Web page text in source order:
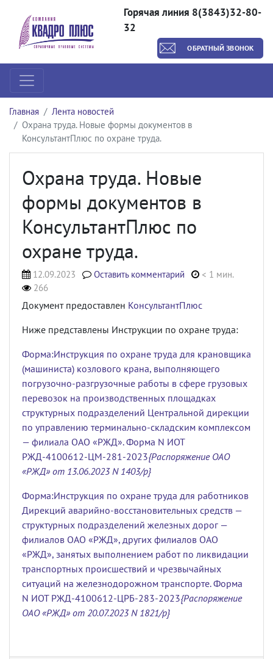
Горячая линия 8(3843)32-80-
32
ОБРАТНЫЙ ЗВОНОК
Главная
Лента новостей
Охрана труда. Новые формы документов в
КонсультантПлюс по охране труда.
Охрана труда. Новые
формы документов в
КонсультантПлюс по
охране труда.
12.09.2023 Оставить комментарий
< 1 мин.
266
Документ предоставлен КонсультантПлюс
Ниже представлены Инструкции по охране труда:
Форма:Инструкция по охране труда для крановщика
(машиниста) козлового крана, выполняющего
погрузочно-разгрузочные работы в сфере грузовых
перевозок на производственных площадках
структурных подразделений Центральной дирекции
по управлению терминально-складским комплексом
— филиала ОАО «РЖД». Форма N ИОТ
РЖД-4100612-ЦМ-281-2023{Распоряжение ОАО
«РЖД» от 13.06.2023 N 1403/р}
Форма:Инструкция по охране труда для работников
Дирекций аварийно-восстановительных средств —
структурных подразделений железных дорог —
филиалов ОАО «РЖД», других филиалов ОАО
«РЖД», занятых выполнением работ по ликвидации
транспортных происшествий и чрезвычайных
ситуаций на железнодорожном транспорте. Форма
N ИОТ РЖД-4100612-ЦРБ-283-2023{Распоряжение
ОАО «РЖД» от 20.07.2023 N 1821/р}